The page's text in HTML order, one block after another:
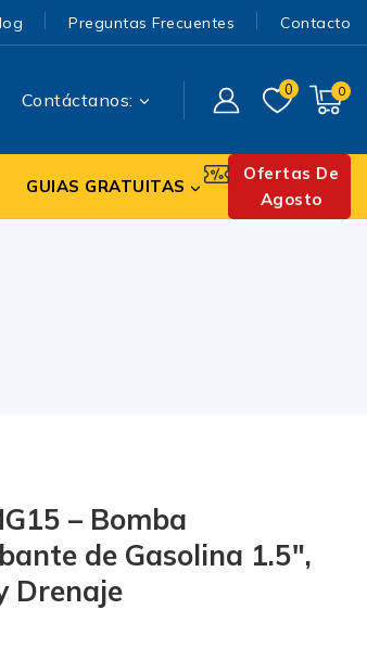
Preguntas Frecuentes Contacto
Contáctanos: 0 0
GUIAS GRATUITAS
Ofertas De
Agosto
– Bomba
de Gasolina 1.5″,
Drenaje